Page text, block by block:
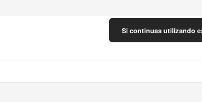
Si continuas utilizando